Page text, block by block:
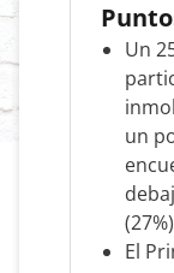
Un
un
(27%)
El